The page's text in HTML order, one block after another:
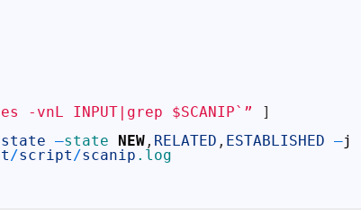
-vnL INPUT|grep $SCANIP`”
]
state —state NEW , RELATED , ESTABLISHED –j
/script/scanip .log